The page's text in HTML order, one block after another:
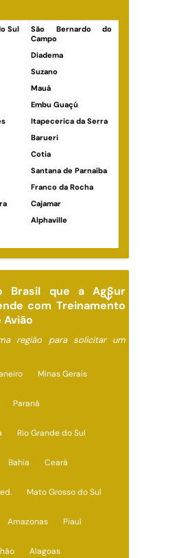
Sul
São Bernardo do
Campo
Diadema
Suzano
Mauá
Embu Guaçú
Itapecerica da Serra
Barueri
Cotia
Santana de Parnaíba
Franco da Rocha
Cajamar
Alphaville
Brasil que a AgSur
com Treinamento
região para solicitar um
Minas Gerais
Paraná
Rio Grande do Sul
Bahia Ceará
Mato Grosso do Sul
Amazonas Piauí
Alagoas